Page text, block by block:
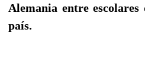
Alemania entre
país.